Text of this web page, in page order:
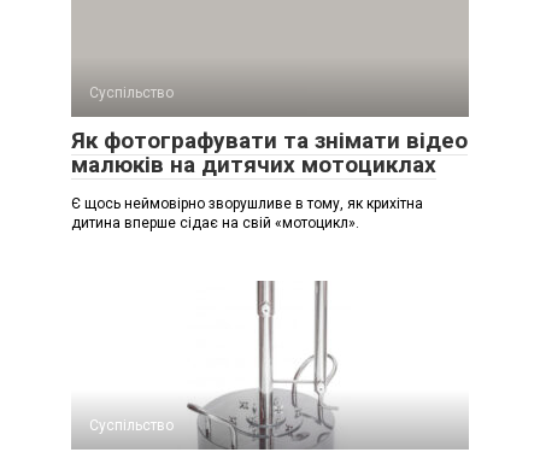
Суспільство
Як фотографувати та знімати відео
малюків на дитячих мотоциклах
Є щось неймовірно зворушливе в тому, як крихітна
дитина вперше сідає на свій «мотоцикл».
Суспільство